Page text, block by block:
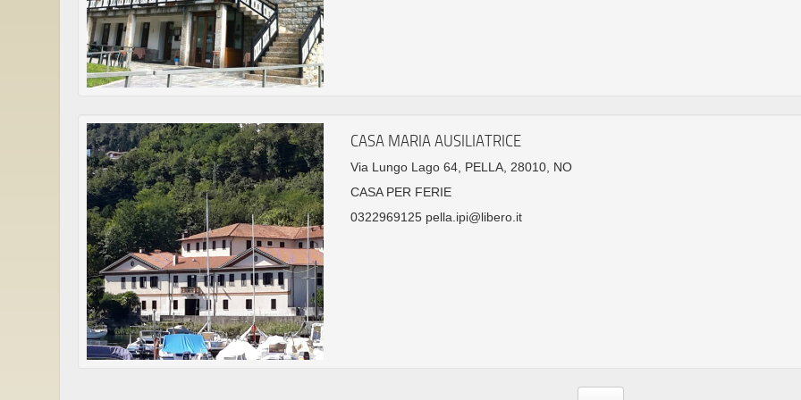
CASA MARIA AUSILIATRICE
Via Lungo Lago 64, PELLA, 28010, NO
CASA PER FERIE
0322969125 pella.ipi@libero.it